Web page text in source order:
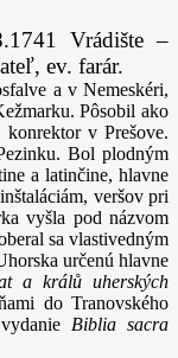
Vrádište –
ev. farár.
a v Nemeskéri,
Pôsobil ako
v Prešove.
Bol plodným
a latinčine, hlavne
veršov pri
vyšla pod názvom
sa vlastivedným
určenú hlavne
a králů uherských
do Tranovského
Biblia sacra